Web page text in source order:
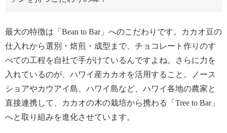
最大の特徴は「Bean to Bar」へのこだわりです。カカオ豆の
仕入れから選別・焙煎・成型まで、チョコレート作りのす
べての工程を自社で手がけているんですよね。さらに力を
入れているのが、ハワイ産カカオを活用すること。ノース
ショアやカウアイ島、ハワイ島など、ハワイ各地の農家と
直接連携して、カカオの木の栽培から携わる「Tree to Bar」
へと取り組みを進化させています。